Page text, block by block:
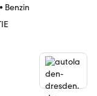
• Benzin